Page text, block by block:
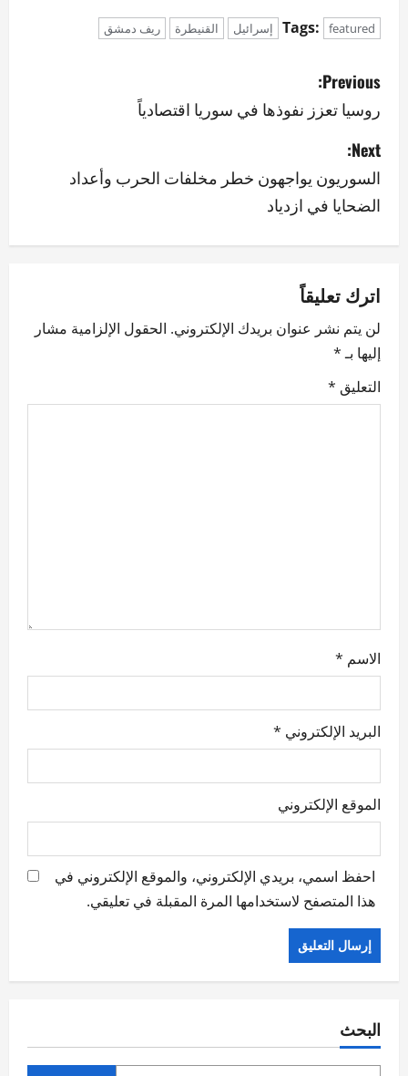
Tags: featured إسرائيل القنيطرة ريف دمشق
P
o
s
t
n
v
i
g
a
Previous:
روسيا تعزز نفوذها في سوريا اقتصادياً
Next:
السوريون يواجهون خطر مخلفات الحرب وأعداد
الضحايا في ازدياد
اترك تعليقاً
لن يتم نشر عنوان بريدك الإلكتروني. الحقول الإلزامية مشار
إليها بـ*
التعليق *
الاسم *
البريد الإلكتروني *
الموقع الإلكتروني
احفظ اسمي، بريدي الإلكتروني، والموقع الإلكتروني في
هذا المتصفح لاستخدامها المرة المقبلة في تعليقي.
البحث